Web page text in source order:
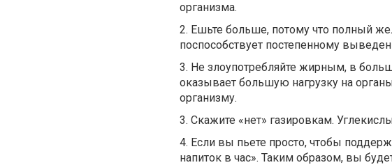
организма.
2. Ешьте больше, потому что полный
поспособствует постепенному
3. Не злоупотребляйте жирным, в
оказывает большую нагрузку на
организму.
3. Скажите «нет» газировкам.
4. Если вы пьете просто, чтобы
напиток в час». Таким образом, вы